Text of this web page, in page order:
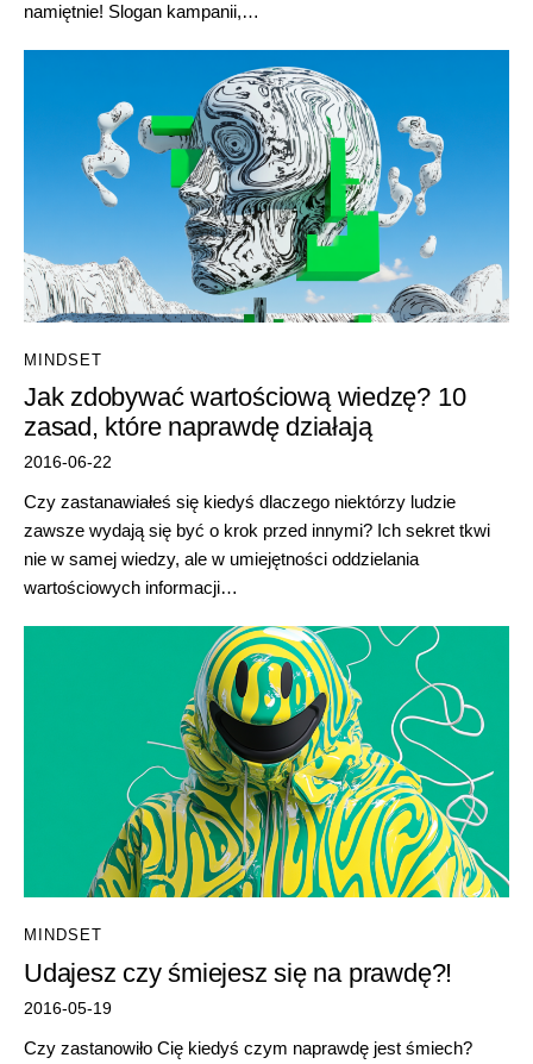
namiętnie! Slogan kampanii,…
MINDSET
Jak zdobywać wartościową wiedzę? 10
zasad, które naprawdę działają
2016-06-22
Czy zastanawiałeś się kiedyś dlaczego niektórzy ludzie
zawsze wydają się być o krok przed innymi? Ich sekret tkwi
nie w samej wiedzy, ale w umiejętności oddzielania
wartościowych informacji…
MINDSET
Udajesz czy śmiejesz się na prawdę?!
2016-05-19
Czy zastanowiło Cię kiedyś czym naprawdę jest śmiech?